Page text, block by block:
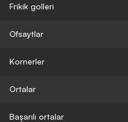
Frikik golleri
Ofsaytlar
Kornerler
Ortalar
Başarılı ortalar